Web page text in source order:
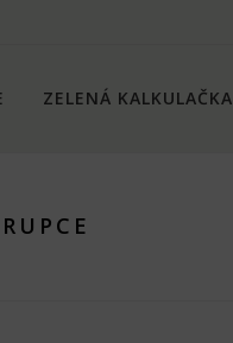
ZELENÁ KALKULAČKA